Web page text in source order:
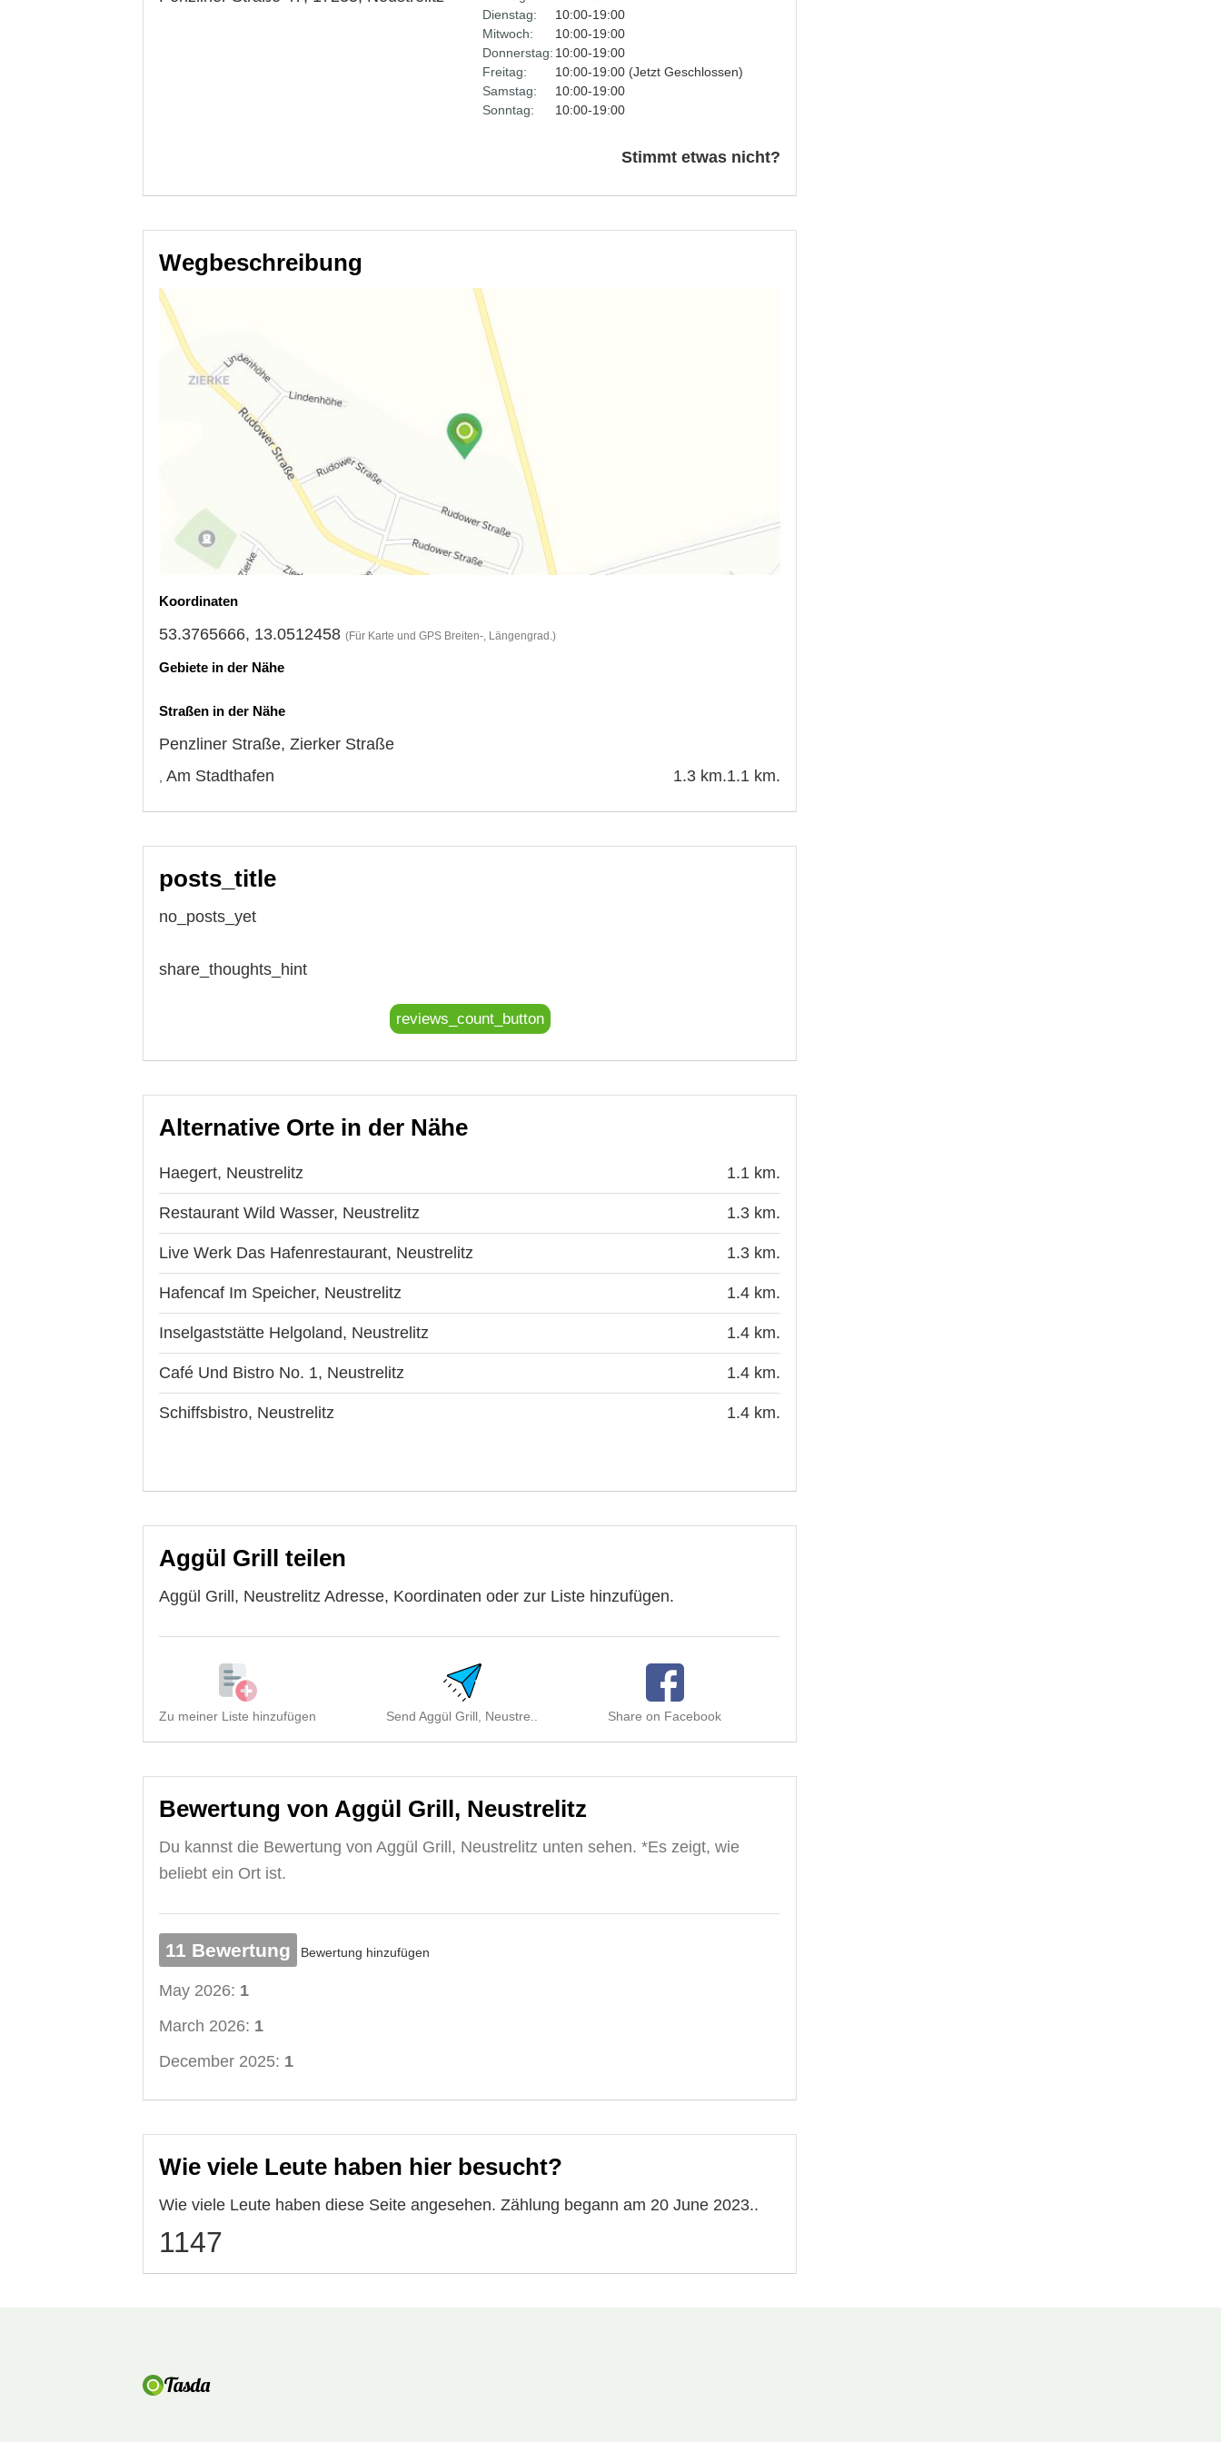
Dienstag:
10:00-19:00
Mitwoch:
10:00-19:00
Donnerstag: 10:00-19:00
Freitag:
10:00-19:00 (Jetzt Geschlossen)
Samstag:
10:00-19:00
Sonntag:
10:00-19:00
Stimmt etwas nicht?
Wegbeschreibung
Koordinaten
53.3765666, 13.0512458 (Für Karte und GPS Breiten-, Längengrad.)
Gebiete in der Nähe
Straßen in der Nähe
Penzliner Straße, Zierker Straße
1.1 km.
Am Stadthafen 1.3 km.
posts_title
no_posts_yet
share_thoughts_hint
reviews_count_button
Alternative Orte in der Nähe
Haegert, Neustrelitz 1.1 km.
Restaurant Wild Wasser, Neustrelitz 1.3 km.
Live Werk Das Hafenrestaurant, Neustrelitz 1.3 km.
Hafencaf Im Speicher, Neustrelitz 1.4 km.
Inselgaststätte Helgoland, Neustrelitz 1.4 km.
Café Und Bistro No. 1, Neustrelitz 1.4 km.
Schiffsbistro, Neustrelitz 1.4 km.
Aggül Grill teilen
Aggül Grill, Neustrelitz Adresse, Koordinaten oder zur Liste hinzufügen.
Zu meiner Liste hinzufügen Send Aggül Grill, Neustre.. Share on Facebook
Bewertung von Aggül Grill, Neustrelitz
Du kannst die Bewertung von Aggül Grill, Neustrelitz unten sehen. *Es zeigt, wie
beliebt ein Ort ist.
11 Bewertung Bewertung hinzufügen
May 2026: 1
March 2026: 1
December 2025: 1
Wie viele Leute haben hier besucht?
Wie viele Leute haben diese Seite angesehen. Zählung begann am 20 June 2023..
1147